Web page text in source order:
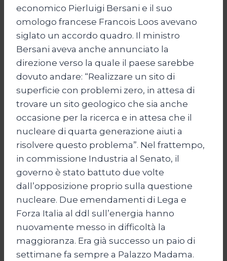
economico Pierluigi Bersani e il suo
omologo francese Francois Loos avevano
siglato un accordo quadro. Il ministro
Bersani aveva anche annunciato la
direzione verso la quale il paese sarebbe
dovuto andare: “Realizzare un sito di
superficie con problemi zero, in attesa di
trovare un sito geologico che sia anche
occasione per la ricerca e in attesa che il
nucleare di quarta generazione aiuti a
risolvere questo problema”. Nel frattempo,
in commissione Industria al Senato, il
governo è stato battuto due volte
dall’opposizione proprio sulla questione
nucleare. Due emendamenti di Lega e
Forza Italia al ddl sull’energia hanno
nuovamente messo in difficoltà la
maggioranza. Era già successo un paio di
settimane fa sempre a Palazzo Madama.